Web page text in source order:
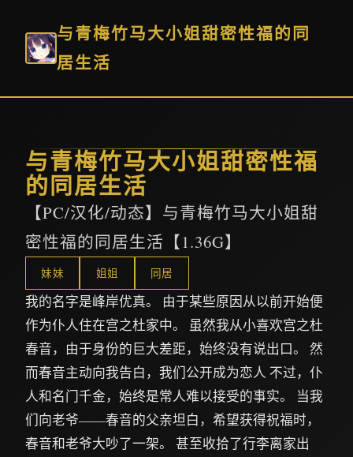
与青梅竹马大小姐甜密性福的同
居生活
与青梅竹马大小姐甜密性福
的同居生活
【PC/汉化/动态】与青梅竹马大小姐甜
密性福的同居生活【1.36G】
妹妹 姐姐 同居
我的名字是峰岸优真。 由于某些原因从以前开始便
作为仆人住在宫之杜家中。 虽然我从小喜欢宫之杜
春音，由于身份的巨大差距，始终没有说出口。 然
而春音主动向我告白，我们公开成为恋人 不过，仆
人和名门千金，始终是常人难以接受的事实。 当我
们向老爷——春音的父亲坦白，希望获得祝福时，
春音和老爷大吵了一架。 甚至收拾了行李离家出